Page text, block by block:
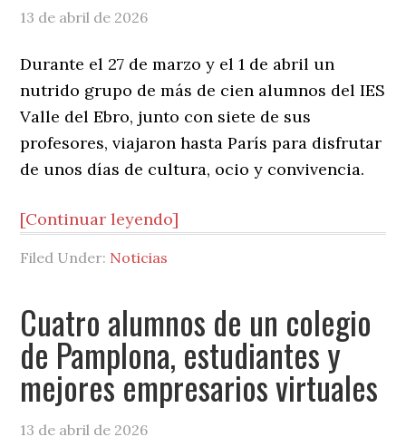
13 de abril de 2026
Durante el 27 de marzo y el 1 de abril un
nutrido grupo de más de cien alumnos del IES
Valle del Ebro, junto con siete de sus
profesores, viajaron hasta París para disfrutar
de unos días de cultura, ocio y convivencia.
[Continuar leyendo]
Filed Under: Noticias
Cuatro alumnos de un colegio
de Pamplona, estudiantes y
mejores empresarios virtuales
13 de abril de 2026